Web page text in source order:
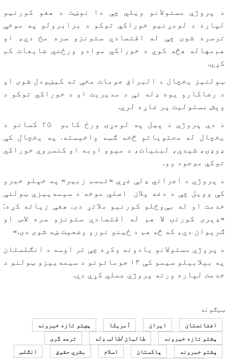
د پروژې مسئولانو ویلي چې دا نوښت د هغو کورنیو
لپاره د لومړنیو خوراکي توکو د برابرولو په موخې
ترسره شوی چې له اقتصادي ستونزو سره مخ دي، او
هم‌مهاله هڅه کوي د خوراکي موادو ورځني ضایعات کم
کړي.
ټولنیز یخچال د البراق جومات مخې ته کیښودل شوی او
د رضاکارو یوه ډله ئې د مدیریت او د خوراکي توکو د
وېش مسئولیت پر غاړه لري.
د دې پروژې د پیل په لومړۍ ورځ کابو ۲۵ کسانو د
یخچال له محتویاتو څخه ګټه واخیسته. په یخچال کې
ډوډۍ، شیدې، لبنیات، د مېوو اوبه او کنسروي خوراکي
توکي موجود وو.
د پروژې د اجرائي ډلې غړې «تبسم زبیر» په خپلو خبرو
کې وویل چې د دغه پلان اصلي موخه د سیمه‌ییزې ټولنې
خدمت او له بې‌وځلو کورنیو ملاتړ دی. هغې زیاته کړه:
«ډېری کورنۍ لا هم له اقتصادي ستونزو سره لاس او
ګرېوان دي، که څه هم د ځینو نورو وضعیت ښه شوی دی.»
د پروژې مسئولانو یادونه وکړه چې تر اوسه د انګلستان
په بېلابېلو سیمو کې ۱۴ جوماتونو د سیمه‌ییزو ټولنو د
خدمت لپاره ورته پروژې عملي کړې دي.
ټیګونه
افغانستان ایران آمریکا
پښتو تازه خبرونه
پشتو تازه خبرونه
طالبان /طالب ډله
ترهه گری
پشتو خبرونه
پاکستان اسلام بشري حقوق
انګلس